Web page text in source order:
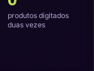
produtos digitados
duas vezes